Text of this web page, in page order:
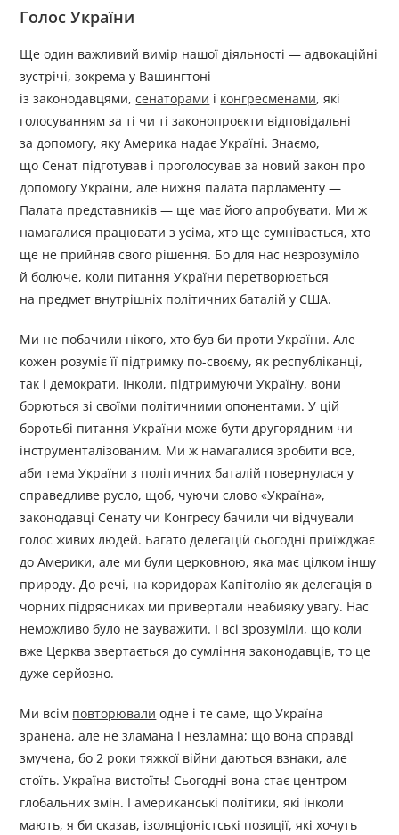
Голос України
Ще один важливий вимір нашої діяльності — адвокаційні
зустрічі, зокрема у Вашингтоні
із законодавцями,сенаторами і конгресменами, які
голосуванням за ті чи ті законопроєкти відповідальні
за допомогу, яку Америка надає Україні. Знаємо,
що Сенат підготував і проголосував за новий закон про
допомогу України, але нижня палата парламенту —
Палата представників — ще має його апробувати. Ми ж
намагалися працювати з усіма, хто ще сумнівається, хто
ще не прийняв свого рішення. Бо для нас незрозуміло
й болюче, коли питання України перетворюється
на предмет внутрішніх політичних баталій у США.
Ми не побачили нікого, хто був би проти України. Але
кожен розуміє її підтримку по-своєму, як республіканці,
так і демократи. Інколи, підтримуючи Україну, вони
борються зі своїми політичними опонентами. У цій
боротьбі питання України може бути другорядним чи
інструменталізованим. Ми ж намагалися зробити все,
аби тема України з політичних баталій повернулася у
справедливе русло, щоб, чуючи слово «Україна»,
законодавці Сенату чи Конгресу бачили чи відчували
голос живих людей. Багато делегацій сьогодні приїжджає
до Америки, але ми були церковною, яка має цілком іншу
природу. До речі, на коридорах Капітолію як делегація в
чорних підрясниках ми привертали неабияку увагу. Нас
неможливо було не зауважити. І всі зрозуміли, що коли
вже Церква звертається до сумління законодавців, то це
дуже серйозно.
Ми всім повторювали одне і те саме, що Україна
зранена, але не зламана і незламна; що вона справді
змучена, бо 2 роки тяжкої війни даються взнаки, але
стоїть. Україна вистоїть! Сьогодні вона стає центром
глобальних змін. І американські політики, які інколи
мають, я би сказав, ізоляціоністські позиції, які хочуть